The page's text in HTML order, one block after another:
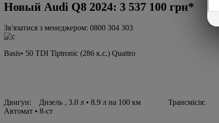
Новый Audi Q8 2024: 3 537 100 грн*
Зв'язатися з менеджером: 0800 304 303
Basis• 50 TDI Tiptronic (286 к.с.) Quattro
Двигун: Дизель , 3.0 л • 8.9 л на 100 км Трансмісія:
Автомат • 8-ст